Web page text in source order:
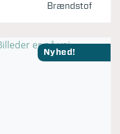
Brændstof
Nyhed!